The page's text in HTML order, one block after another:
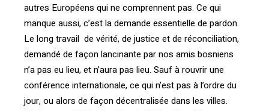
autres Européens qui ne comprennent pas. Ce qui
manque aussi, c’est la demande essentielle de pardon.
Le long travail de vérité, de justice et de réconciliation,
demandé de façon lancinante par nos amis bosniens
n’a pas eu lieu, et n’aura pas lieu. Sauf à rouvrir une
conférence internationale, ce qui n’est pas à l’ordre du
jour, ou alors de façon décentralisée dans les villes.